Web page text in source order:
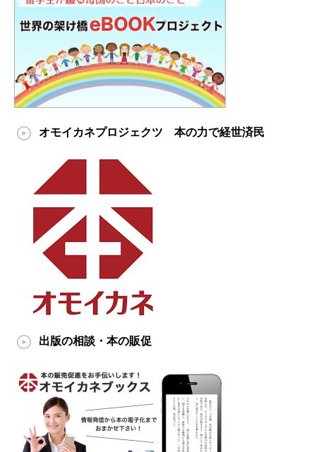
オモイカネプロジェクツ 本の力で経世済民
出版の相談・本の販促